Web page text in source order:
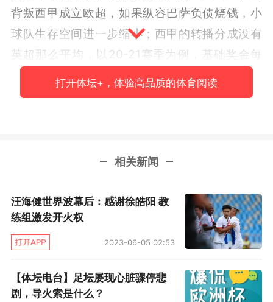
背叛西甲成立欧超，如果纵容巴萨负债烧钱，小
球队生存空间进一步缩小；西甲的转播分成没有
英超那么平均，以20-21赛季为例，基础奖金每
家3500万欧，剩下3.5亿欧的“绩效奖金”，西甲
第一能分17%，西甲最后一名只能分其中的
利益大头，那西甲少了梅西皇马自然也在经济上
而西甲拉来的私募基金CVC，以10%的股权换联
盟估值10%的注资（约27亿欧元），巴萨可以分
2.7亿，营收涨了工资帽自然有空间，虽然也有报
道说2.7亿只有一部分用于工资支出，工资帽上涨
空间不足，我们先按下不表，单论CVC这笔热钱
打开体坛+，体验高品质的体育阅读
相关新闻
汪海健世界波幕后：感谢徐皓阳 教
练组激发开火权
2023-06-05 02:53
【体坛电台】足坛屡现心脏骤停悲
剧，导火索是什么？